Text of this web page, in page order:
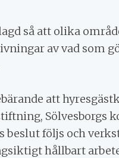
så att olika
av vad som
att
Sölvesborgs
beslut följs och
hållbart